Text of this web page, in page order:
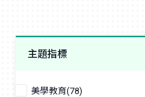
主題指標
美學教育(78)